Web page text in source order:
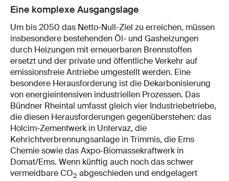
Eine komplexe Ausgangslage
Um bis 2050 das Netto-Null-Ziel zu erreichen, müssen
insbesondere bestehenden Öl- und Gasheizungen
durch Heizungen mit erneuerbaren Brennstoffen
ersetzt und der private und öffentliche Verkehr auf
emissionsfreie Antriebe umgestellt werden. Eine
besondere Herausforderung ist die Dekarbonisierung
von energieintensiven industriellen Prozessen. Das
Bündner Rheintal umfasst gleich vier Industriebetriebe,
die diesen Herausforderungen gegenüberstehen: das
Holcim-Zementwerk in Untervaz, die
Kehrichtverbrennungsanlage in Trimmis, die Ems
Chemie sowie das Axpo-Biomassekraftwerk in
Domat/Ems. Wenn künftig auch noch das schwer
vermeidbare CO2 abgeschieden und endgelagert